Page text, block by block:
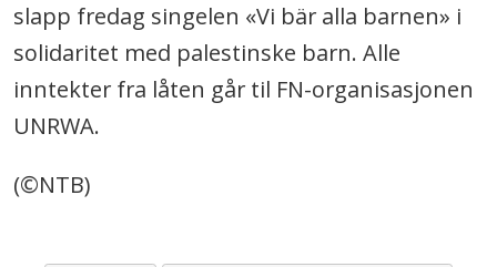
slapp fredag singelen «Vi bär alla barnen» i
solidaritet med palestinske barn. Alle
inntekter fra låten går til FN-organisasjonen
UNRWA.
(©NTB)